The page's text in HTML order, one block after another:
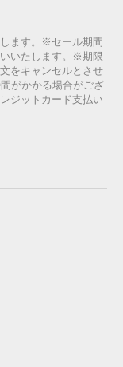
ます。※セール期間
いたします。※期限
をキャンセルとさせ
がかかる場合がござ
ジットカード支払い